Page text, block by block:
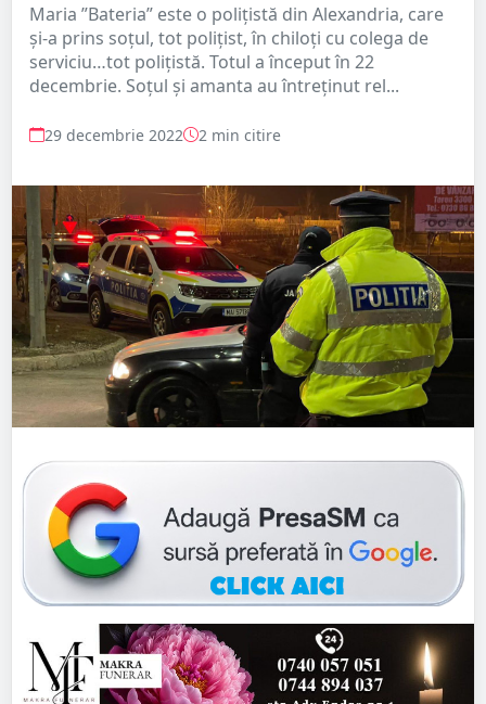
Maria ”Bateria” este o polițistă din Alexandria, care
și-a prins soțul, tot polițist, în chiloți cu colega de
serviciu…tot polițistă. Totul a început în 22
decembrie. Soțul și amanta au întreținut rel...
29 decembrie 2022 2 min citire